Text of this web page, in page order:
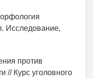
Исследование,
против
// Курс уголовного